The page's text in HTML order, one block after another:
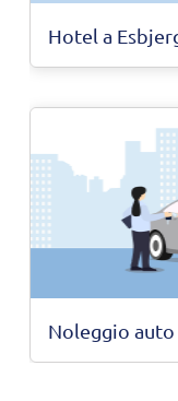
Hotel a
Noleggio auto